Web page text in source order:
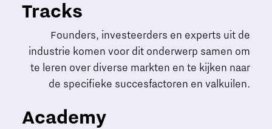
Tracks
Founders, investeerders en experts uit de
industrie komen voor dit onderwerp samen om
te leren over diverse markten en te kijken naar
de specifieke succesfactoren en valkuilen.
Academy